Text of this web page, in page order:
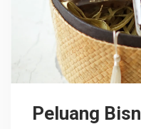
Peluang